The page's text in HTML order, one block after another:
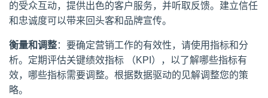
的受众互动，提供出色的客户服务，并听取反馈。建立信任
和忠诚度可以带来回头客和品牌宣传。
衡量和调整：要确定营销工作的有效性，请使用指标和分
析。定期评估关键绩效指标 （KPI），以了解哪些指标有
效，哪些指标需要调整。根据数据驱动的见解调整您的策
略。